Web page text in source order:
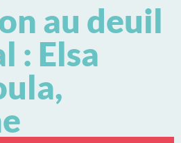
au deuil
: Elsa